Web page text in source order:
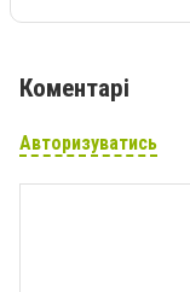
Коментарі
Авторизуватись